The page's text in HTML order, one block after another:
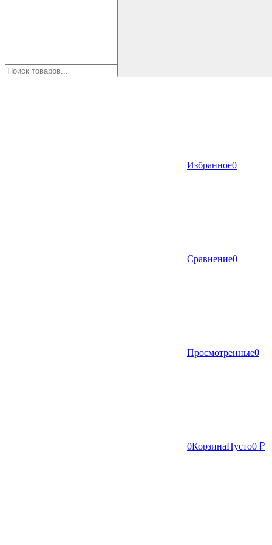
Избранное0
Сравнение0
Просмотренные0
0КорзинаПусто0 ₽